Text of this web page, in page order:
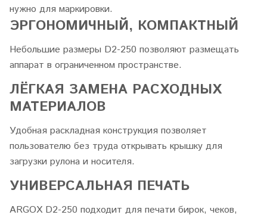
нужно для маркировки.
ЭРГОНОМИЧНЫЙ, КОМПАКТНЫЙ
Небольшие размеры D2-250 позволяют размещать
аппарат в ограниченном пространстве.
ЛЁГКАЯ ЗАМЕНА РАСХОДНЫХ
МАТЕРИАЛОВ
Удобная раскладная конструкция позволяет
пользователю без труда открывать крышку для
загрузки рулона и носителя.
УНИВЕРСАЛЬНАЯ ПЕЧАТЬ
ARGOX D2-250 подходит для печати бирок, чеков,